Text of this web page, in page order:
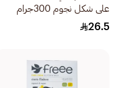
على شكل نجوم 300جرام
26.5